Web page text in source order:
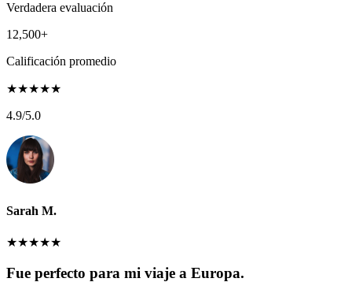
Verdadera evaluación
12,500+
Calificación promedio
★★★★★
4.9/5.0
Sarah M.
★★★★★
Fue perfecto para mi viaje a Europa.